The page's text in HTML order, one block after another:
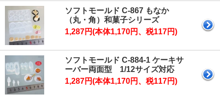
ソフトモールド C-867 もなか
（丸・角）和菓子シリーズ
1,287円(本体1,170円、税117円)
ソフトモールド C-884-1 ケーキサ
ーバー両面型 1/12サイズ対応
1,287円(本体1,170円、税117円)